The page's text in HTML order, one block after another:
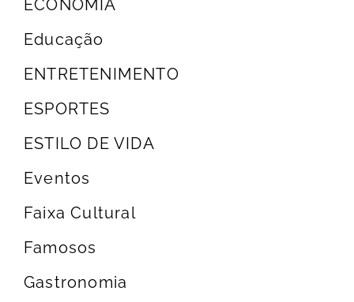
ECONOMIA
Educação
ENTRETENIMENTO
ESPORTES
ESTILO DE VIDA
Eventos
Faixa Cultural
Famosos
Gastronomia